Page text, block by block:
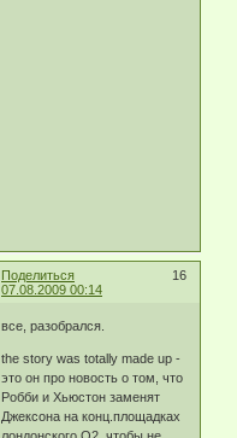
Поделиться
16
07.08.2009 00:14
все, разобрался.
the story was totally made up -
это он про новость о том, что
Робби и Хьюстон заменят
Джексона на конц.площадках
лондонского O2, чтобы не